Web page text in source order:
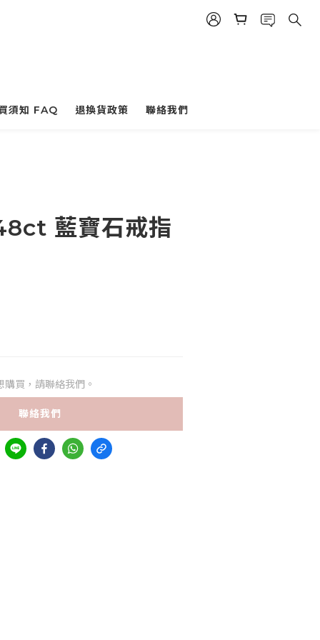
須知 FAQ 退換貨政策 聯絡我們
藍寶石戒指
購買，請聯絡我們。
聯絡我們